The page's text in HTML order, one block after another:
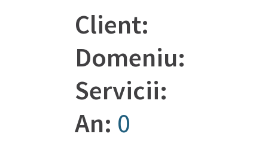
Client:
Domeniu:
Servicii:
An: 0